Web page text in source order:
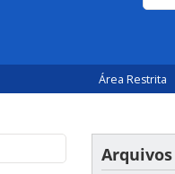
Área Restrita
Arquivos